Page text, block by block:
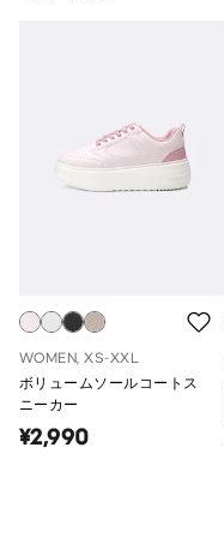
WOMEN, XS-XXL
ボリュームソールコートス
ニーカー
¥2,990